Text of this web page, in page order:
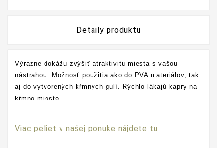
Detaily produktu
Výrazne dokážu zvýšiť atraktivitu miesta s vašou
nástrahou. Možnosť použitia ako do PVA materiálov, tak
aj do vytvorených kŕmnych gulí. Rýchlo lákajú kapry na
kŕmne miesto.
Viac peliet v našej ponuke nájdete tu